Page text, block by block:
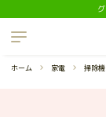
制度について
よくあるご質問
ホーム 家電 掃除